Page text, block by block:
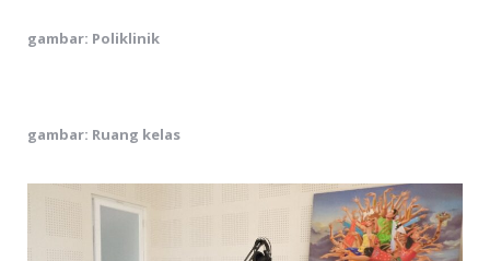
gambar: Poliklinik
gambar: Ruang kelas